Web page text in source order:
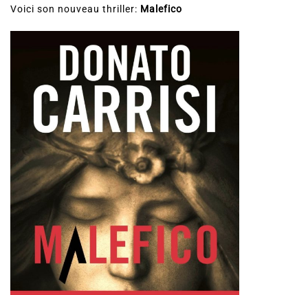
Voici son nouveau thriller: Malefico